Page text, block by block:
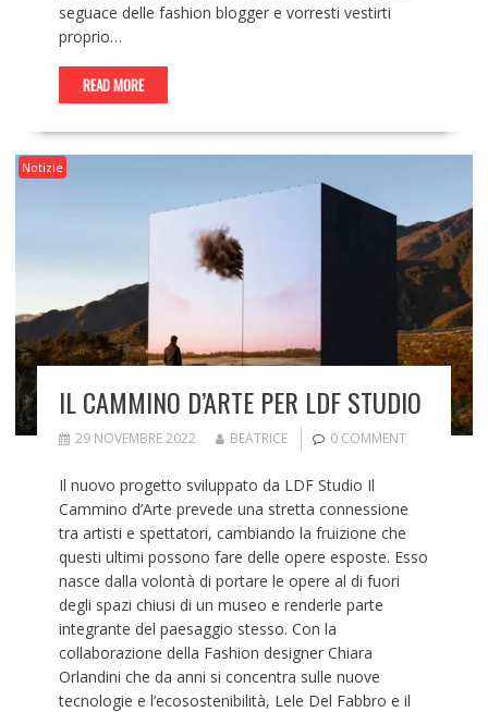
seguace delle fashion blogger e vorresti vestirti
proprio…
READ MORE
Notizie
IL CAMMINO D’ARTE PER LDF STUDIO
29 NOVEMBRE 2022 BEATRICE 0 COMMENT
Il nuovo progetto sviluppato da LDF Studio Il
Cammino d’Arte prevede una stretta connessione
tra artisti e spettatori, cambiando la fruizione che
questi ultimi possono fare delle opere esposte. Esso
nasce dalla volontà di portare le opere al di fuori
degli spazi chiusi di un museo e renderle parte
integrante del paesaggio stesso. Con la
collaborazione della Fashion designer Chiara
Orlandini che da anni si concentra sulle nuove
tecnologie e l’ecosostenibilità, Lele Del Fabbro e il